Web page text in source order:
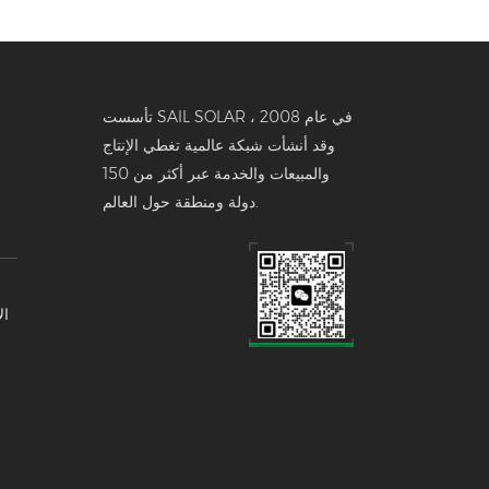
تأسست SAIL SOLAR في عام 2008 ،
وقد أنشأت شبكة عالمية تغطي الإنتاج
والمبيعات والخدمة عبر أكثر من 150
دولة ومنطقة حول العالم.